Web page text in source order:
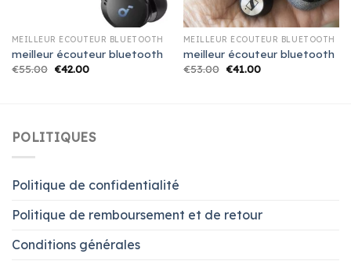
MEILLEUR ÉCOUTEUR BLUETOOTH
meilleur écouteur bluetooth
€55.00 €42.00
MEILLEUR ÉCOUTEUR BLUETOOTH
meilleur écouteur bluetooth
€53.00 €41.00
POLITIQUES
Politique de confidentialité
Politique de remboursement et de retour
Conditions générales